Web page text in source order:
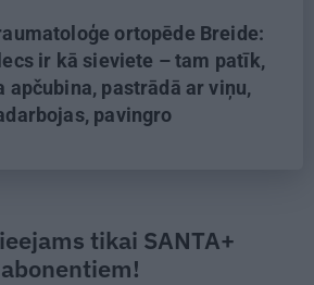
ortopēde Breide:
ir kā sieviete – tam patīk,
apčubina, pastrādā ar viņu,
pavingro
tikai SANTA+
abonentiem!